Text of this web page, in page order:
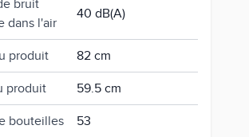
bruit
dans l'air
40 dB(A)
produit 82 cm
produit 59.5 cm
bouteilles 53